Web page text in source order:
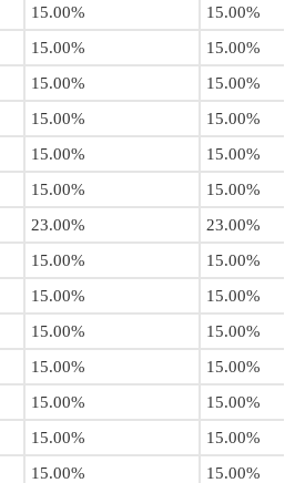
15.00%
15.00%
15.00%
15.00%
15.00%
15.00%
15.00%
15.00%
15.00%
15.00%
15.00%
15.00%
23.00%
23.00%
15.00%
15.00%
15.00%
15.00%
15.00%
15.00%
15.00%
15.00%
15.00%
15.00%
15.00%
15.00%
15.00%
15.00%